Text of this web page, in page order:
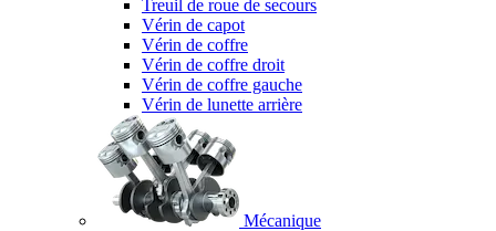
Treuil de roue de secours
Vérin de capot
Vérin de coffre
Vérin de coffre droit
Vérin de coffre gauche
Vérin de lunette arrière
Mécanique